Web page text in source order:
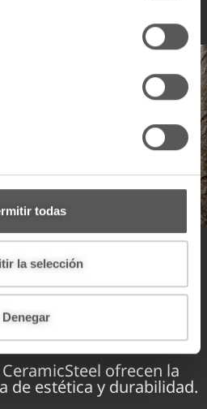
todas
la selección
Denegar
se
el diseño
ofrecen la
de estética y durabilidad.